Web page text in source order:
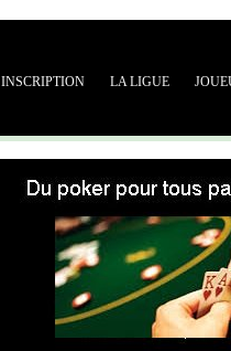
INSCRIPTION LA LIGUE